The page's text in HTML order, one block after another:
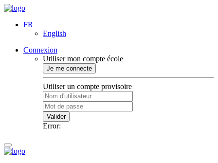
FR
English
Connexion
Utiliser mon compte école
Je me connecte
Utiliser un compte provisoire
Valider
Error: